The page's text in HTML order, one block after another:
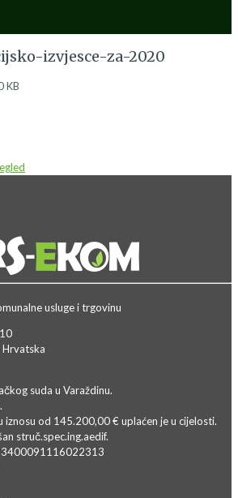
izvjesce-za-2020
KB
usluge i trgovinu
suda u Varaždinu.
iznosu od 145.200,00 € uplaćen je u cijelosti.
struč.spec.ing.aedif.